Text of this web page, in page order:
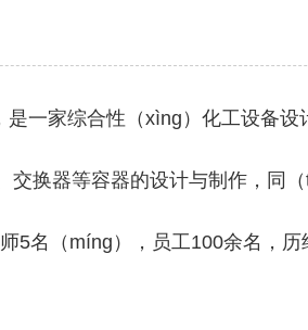
家综合性（xìng）化工设备设
换器等容器的设计与制作，同
5名（míng），员工100余名，